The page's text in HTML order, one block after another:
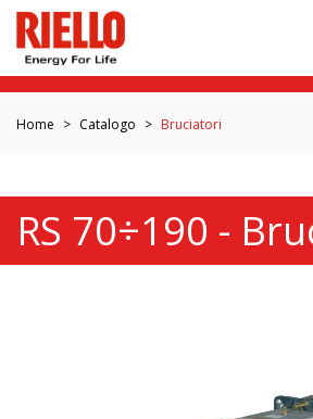
Home Catalogo Bruciatori
RS 70÷190 -